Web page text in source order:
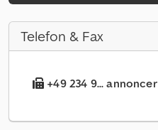
Telefon & Fax
+49 234 9... annoncer